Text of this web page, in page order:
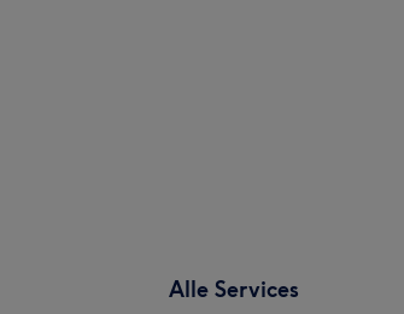
Alle Services